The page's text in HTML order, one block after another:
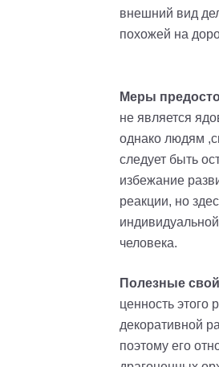
внешний вид
похожей на
Меры
не является
однако людям
следует быть
избежание
реакции, но
человека.
Полезные
ценность этого
декоративной
поэтому его